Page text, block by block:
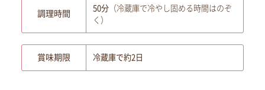
調理時間
50分 （冷蔵庫で冷やし固める時間はのぞ
く）
賞味期限 冷蔵庫で約2日